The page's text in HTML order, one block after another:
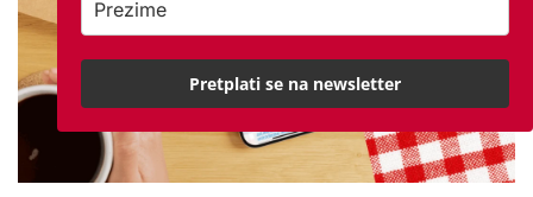
Pretplati se na newsletter